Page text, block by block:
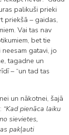
palikuši prieki
priekšā – gaidas,
Vai tas nav
bet tie
gatavi, jo
tagadne un
– “un tad tas
un nākotnei, šajā
“Kad pienāca laiku
sievietes,
pakļauti